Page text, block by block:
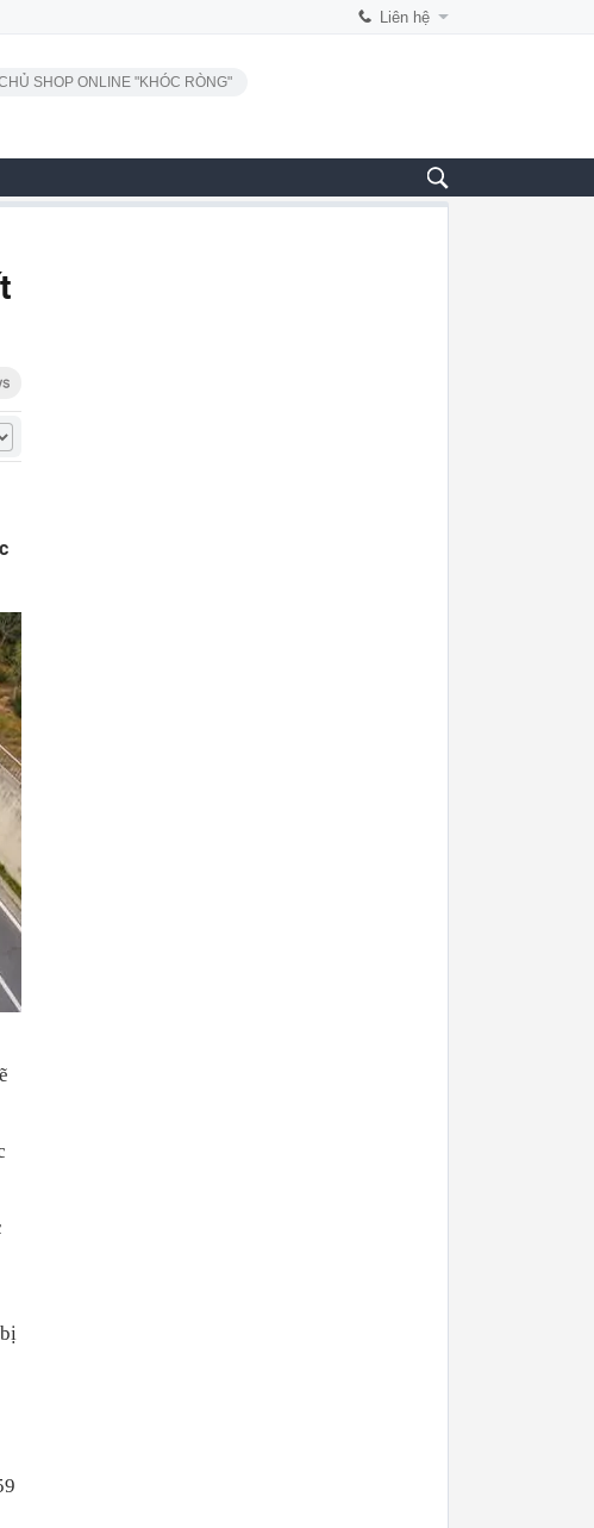
Liên hệ
SHOP ONLINE "KHÓC RÒNG"